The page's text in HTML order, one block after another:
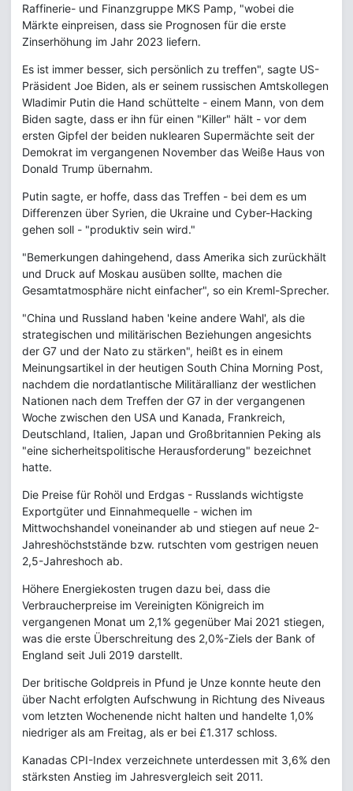
Raffinerie- und Finanzgruppe MKS Pamp, "wobei die
Märkte einpreisen, dass sie Prognosen für die erste
Zinserhöhung im Jahr 2023 liefern.
Es ist immer besser, sich persönlich zu treffen", sagte US-
Präsident Joe Biden, als er seinem russischen Amtskollegen
Wladimir Putin die Hand schüttelte - einem Mann, von dem
Biden sagte, dass er ihn für einen "Killer" hält - vor dem
ersten Gipfel der beiden nuklearen Supermächte seit der
Demokrat im vergangenen November das Weiße Haus von
Donald Trump übernahm.
Putin sagte, er hoffe, dass das Treffen - bei dem es um
Differenzen über Syrien, die Ukraine und Cyber-Hacking
gehen soll - "produktiv sein wird."
"Bemerkungen dahingehend, dass Amerika sich zurückhält
und Druck auf Moskau ausüben sollte, machen die
Gesamtatmosphäre nicht einfacher", so ein Kreml-Sprecher.
"China und Russland haben 'keine andere Wahl', als die
strategischen und militärischen Beziehungen angesichts
der G7 und der Nato zu stärken", heißt es in einem
Meinungsartikel in der heutigen South China Morning Post,
nachdem die nordatlantische Militärallianz der westlichen
Nationen nach dem Treffen der G7 in der vergangenen
Woche zwischen den USA und Kanada, Frankreich,
Deutschland, Italien, Japan und Großbritannien Peking als
"eine sicherheitspolitische Herausforderung" bezeichnet
hatte.
Die Preise für Rohöl und Erdgas - Russlands wichtigste
Exportgüter und Einnahmequelle - wichen im
Mittwochshandel voneinander ab und stiegen auf neue 2-
Jahreshöchststände bzw. rutschten vom gestrigen neuen
2,5-Jahreshoch ab.
Höhere Energiekosten trugen dazu bei, dass die
Verbraucherpreise im Vereinigten Königreich im
vergangenen Monat um 2,1% gegenüber Mai 2021 stiegen,
was die erste Überschreitung des 2,0%-Ziels der Bank of
England seit Juli 2019 darstellt.
Der britische Goldpreis in Pfund je Unze konnte heute den
über Nacht erfolgten Aufschwung in Richtung des Niveaus
vom letzten Wochenende nicht halten und handelte 1,0%
niedriger als am Freitag, als er bei £1.317 schloss.
Kanadas CPI-Index verzeichnete unterdessen mit 3,6% den
stärksten Anstieg im Jahresvergleich seit 2011.